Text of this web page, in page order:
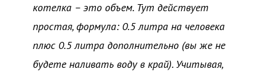
котелка – это объем. Тут действует
простая, формула: 0.5 литра на человека
плюс 0.5 литра дополнительно (вы же не
будете наливать воду в край). Учитывая,